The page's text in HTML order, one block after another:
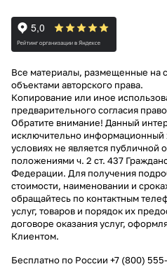
Все материалы, размещенные на
объектами авторского права.
Копирование или иное
предварительного согласия
Обратите внимание! Данный
исключительно информационный
условиях не является
положениями ч. 2 ст. 437
Федерации. Для получения
стоимости, наименовании и
обращайтесь по контактным
услуг, товаров и порядок их
договоре оказания услуг,
Клиентом.
Бесплатно по России +7 (800)